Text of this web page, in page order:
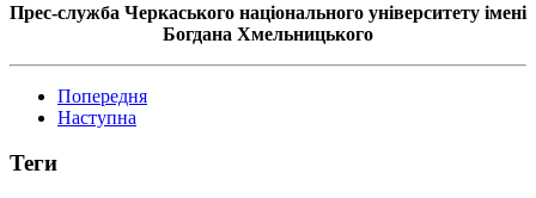
Прес-служба Черкаського національного університету імені
Богдана Хмельницького
Попередня
Наступна
Теги